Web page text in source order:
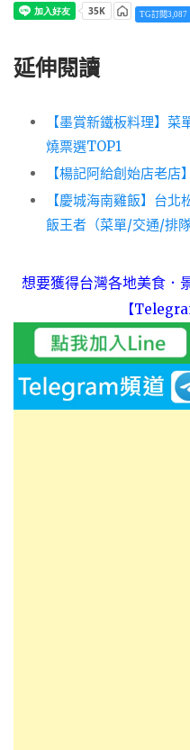
TG訂閱3,087
延伸閱讀
【墨賞新鐵板料理】
燒票選TOP1
【楊記阿給創始店老
【慶城海南雞飯】台
飯王者（菜單/交通/排隊
想要獲得台灣各地美食．
【